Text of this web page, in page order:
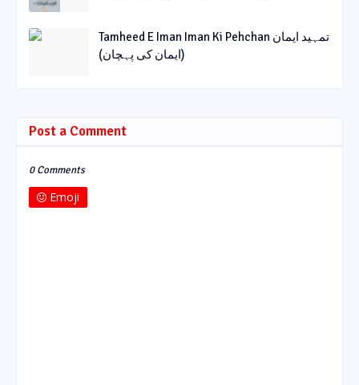
Tamheed E Iman Iman Ki Pehchan تمہید ایمان
(ایمان کی پہچان)
Post a Comment
0 Comments
Emoji